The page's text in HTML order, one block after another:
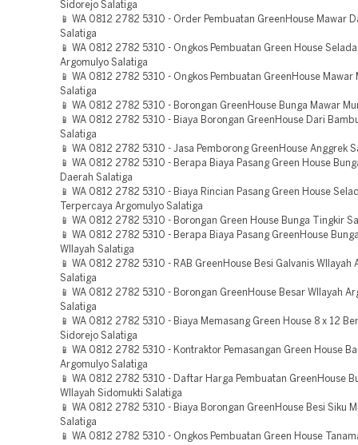
Sidorejo Salatiga
📱 WA 0812 2782 5310 - Order Pembuatan GreenHouse Mawar
Salatiga
📱 WA 0812 2782 5310 - Ongkos Pembuatan Green House
Argomulyo Salatiga
📱 WA 0812 2782 5310 - Ongkos Pembuatan GreenHouse Mawar
Salatiga
📱 WA 0812 2782 5310 - Borongan GreenHouse Bunga Mawar
📱 WA 0812 2782 5310 - Biaya Borongan GreenHouse Dari
Salatiga
📱 WA 0812 2782 5310 - Jasa Pemborong GreenHouse Anggrek
📱 WA 0812 2782 5310 - Berapa Biaya Pasang Green House
Daerah Salatiga
📱 WA 0812 2782 5310 - Biaya Rincian Pasang Green House
Terpercaya Argomulyo Salatiga
📱 WA 0812 2782 5310 - Borongan Green House Bunga Tingkir
📱 WA 0812 2782 5310 - Berapa Biaya Pasang GreenHouse
WIlayah Salatiga
📱 WA 0812 2782 5310 - RAB GreenHouse Besi Galvanis WIlayah
Salatiga
📱 WA 0812 2782 5310 - Borongan GreenHouse Besar WIlayah
Salatiga
📱 WA 0812 2782 5310 - Biaya Memasang Green House 8 x 12
Sidorejo Salatiga
📱 WA 0812 2782 5310 - Kontraktor Pemasangan Green House
Argomulyo Salatiga
📱 WA 0812 2782 5310 - Daftar Harga Pembuatan GreenHouse
WIlayah Sidomukti Salatiga
📱 WA 0812 2782 5310 - Biaya Borongan GreenHouse Besi Siku
Salatiga
📱 WA 0812 2782 5310 - Ongkos Pembuatan Green House